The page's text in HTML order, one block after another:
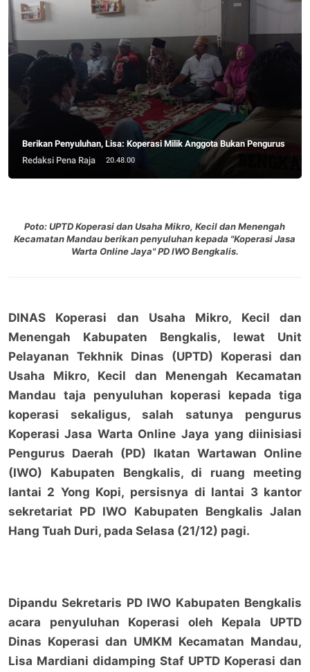
Berikan Penyuluhan, Lisa: Koperasi Milik Anggota Bukan Pengurus
Redaksi Pena Raja
20.48.00
Poto:UPTD Koperasi dan Usaha Mikro, Kecil dan Menengah
Kecamatan Mandau berikan penyuluhan kepada "Koperasi Jasa
Warta Online Jaya" PD IWO Bengkalis.
DINAS Koperasi dan Usaha Mikro, Kecil dan
Menengah Kabupaten Bengkalis, lewat Unit
Pelayanan Tekhnik Dinas (UPTD) Koperasi dan
Usaha Mikro, Kecil dan Menengah Kecamatan
Mandau taja penyuluhan koperasi kepada tiga
koperasi sekaligus, salah satunya pengurus
Koperasi Jasa Warta Online Jaya yang diinisiasi
Pengurus Daerah (PD) Ikatan Wartawan Online
(IWO) Kabupaten Bengkalis, di ruang meeting
lantai 2 Yong Kopi, persisnya di lantai 3 kantor
sekretariat PD IWO Kabupaten Bengkalis Jalan
Hang Tuah Duri, pada Selasa (21/12) pagi.
Dipandu Sekretaris PD IWO Kabupaten Bengkalis
acara penyuluhan Koperasi oleh Kepala UPTD
Dinas Koperasi dan UMKM Kecamatan Mandau,
Lisa Mardiani didamping Staf UPTD Koperasi dan